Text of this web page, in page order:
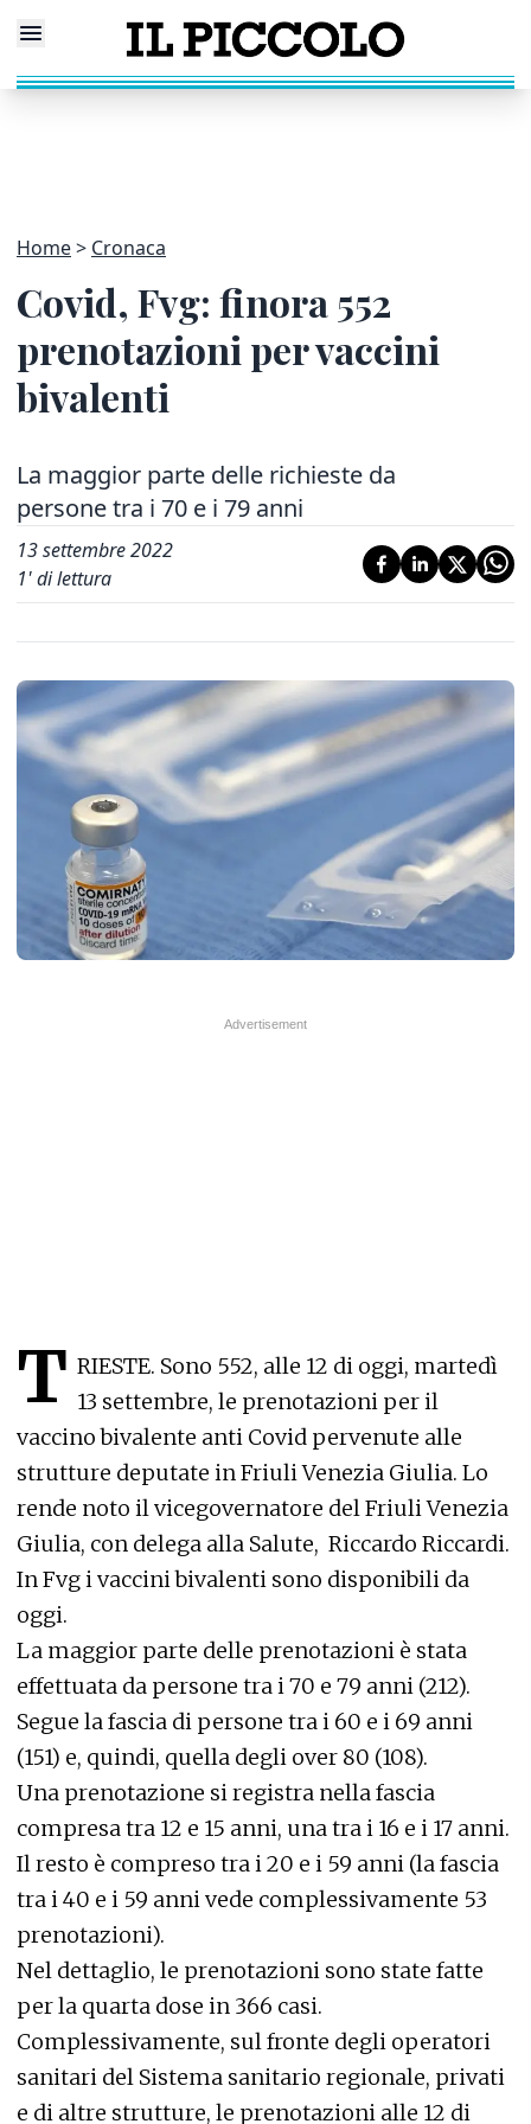
Home Cronaca
Covid, Fvg: finora 552
prenotazioni per vaccini
bivalenti
La maggior parte delle richieste da
persone tra i 70 e i 79 anni
13 settembre 2022
1' di lettura
T RIESTE. Sono 552, alle 12 di oggi, martedì
13 settembre, le prenotazioni per il
vaccino bivalente anti Covid pervenute alle
strutture deputate in Friuli Venezia Giulia. Lo
rende noto il vicegovernatore del Friuli Venezia
Giulia, con delega alla Salute, Riccardo Riccardi.
In Fvg i vaccini bivalenti sono disponibili da
oggi.
La maggior parte delle prenotazioni è stata
effettuata da persone tra i 70 e 79 anni (212).
Segue la fascia di persone tra i 60 e i 69 anni
(151) e, quindi, quella degli over 80 (108).
Una prenotazione si registra nella fascia
compresa tra 12 e 15 anni, una tra i 16 e i 17 anni.
Il resto è compreso tra i 20 e i 59 anni (la fascia
tra i 40 e i 59 anni vede complessivamente 53
prenotazioni).
Nel dettaglio, le prenotazioni sono state fatte
per la quarta dose in 366 casi.
Complessivamente, sul fronte degli operatori
sanitari del Sistema sanitario regionale, privati
e di altre strutture, le prenotazioni alle 12 di